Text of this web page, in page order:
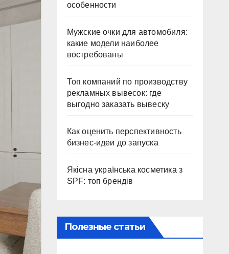
особенности
Мужские очки для автомобиля:
какие модели наиболее
востребованы
Топ компаний по производству
рекламных вывесок: где
выгодно заказать вывеску
Как оценить перспективность
бизнес-идеи до запуска
Якісна українська косметика з
SPF: топ брендів
Полезные статьи